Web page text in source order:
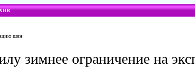
шин
зимнее ограничение на